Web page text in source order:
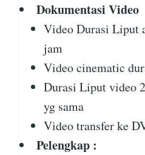
Dokumentasi Video
Video Durasi Liput
jam
Video cinematic
Durasi Liput video
yg sama
Video transfer ke
Pelengkap :